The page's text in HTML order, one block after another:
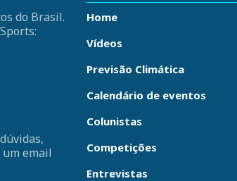
do Brasil.
email
Home
Vídeos
Previsão Climática
Calendário de eventos
Colunistas
Competições
Entrevistas